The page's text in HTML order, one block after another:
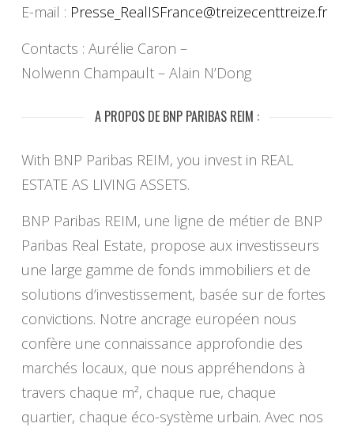
E-mail : Presse_RealISFrance@treizecenttreize.fr
Contacts : Aurélie Caron –
Nolwenn Champault – Alain N’Dong
A PROPOS DE BNP PARIBAS REIM :
With BNP Paribas REIM, you invest in REAL
ESTATE AS LIVING ASSETS.
BNP Paribas REIM, une ligne de métier de BNP
Paribas Real Estate, propose aux investisseurs
une large gamme de fonds immobiliers et de
solutions d’investissement, basée sur de fortes
convictions. Notre ancrage européen nous
confère une connaissance approfondie des
marchés locaux, que nous appréhendons à
travers chaque m², chaque rue, chaque
quartier, chaque éco-système urbain. Avec nos